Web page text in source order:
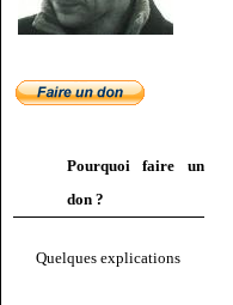
Pourquoi faire un
don ?
Quelques explications